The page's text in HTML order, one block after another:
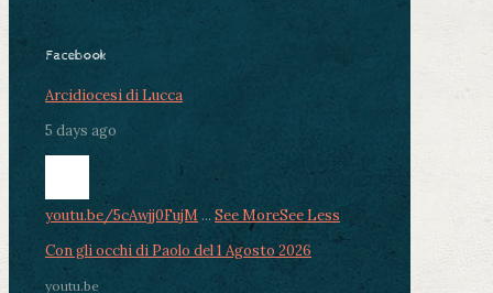
Facebook
Arcidiocesi di Lucca
5 days ago
youtu.be/5cAwjj0FujM ... See MoreSee Less
Con gli occhi di Paolo del 1 Agosto 2026
youtu.be